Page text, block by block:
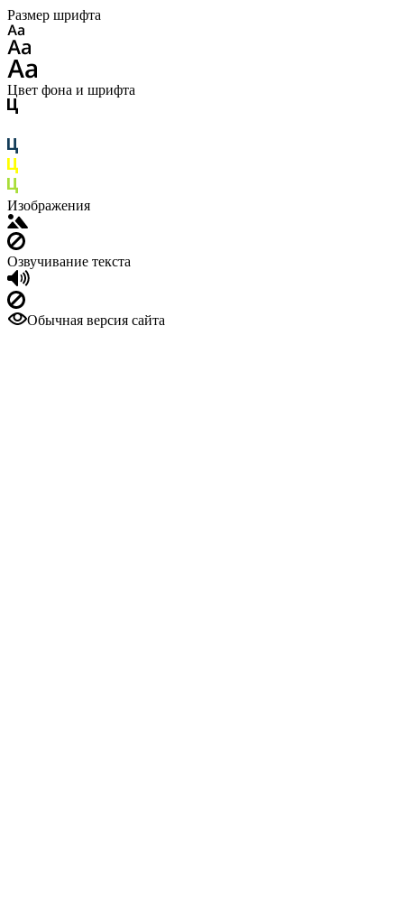
Размер шрифта
Цвет фона и шрифта
Изображения
Озвучивание текста
Обычная версия сайта